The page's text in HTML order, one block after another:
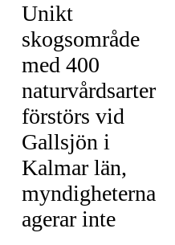
Unikt
skogsområde
med 400
naturvårdsarter
förstörs vid
Gallsjön i
Kalmar län,
myndigheterna
agerar inte